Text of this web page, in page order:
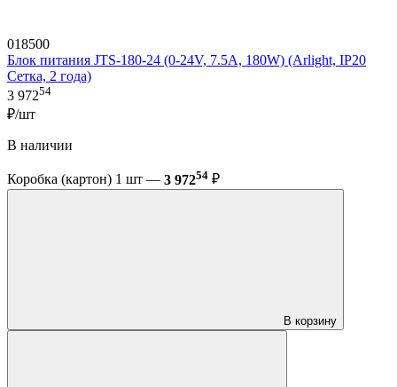
018500
Блок питания JTS-180-24 (0-24V, 7.5A, 180W) (Arlight, IP20
Сетка, 2 года)
3 97254
₽/шт
В наличии
Коробка (картон) 1 шт — 3 97254 ₽
В корзину